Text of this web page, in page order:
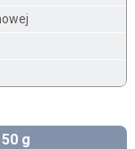
g